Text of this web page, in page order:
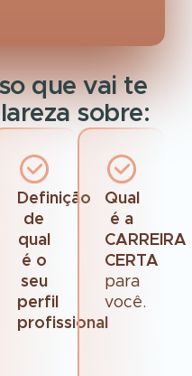
que vai te
sobre:
Definição
de
qual
é o
seu
perfil
profissional
Qual
é a
CARREIRA
CERTA
para
você.